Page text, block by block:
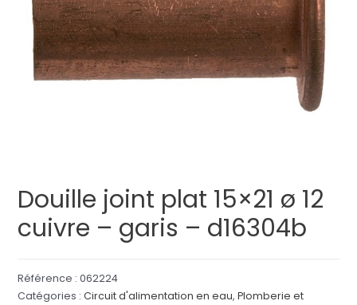
Douille joint plat 15×21 ø 12
cuivre – garis – d16304b
Référence : 062224
Catégories : Circuit d'alimentation en eau, Plomberie et